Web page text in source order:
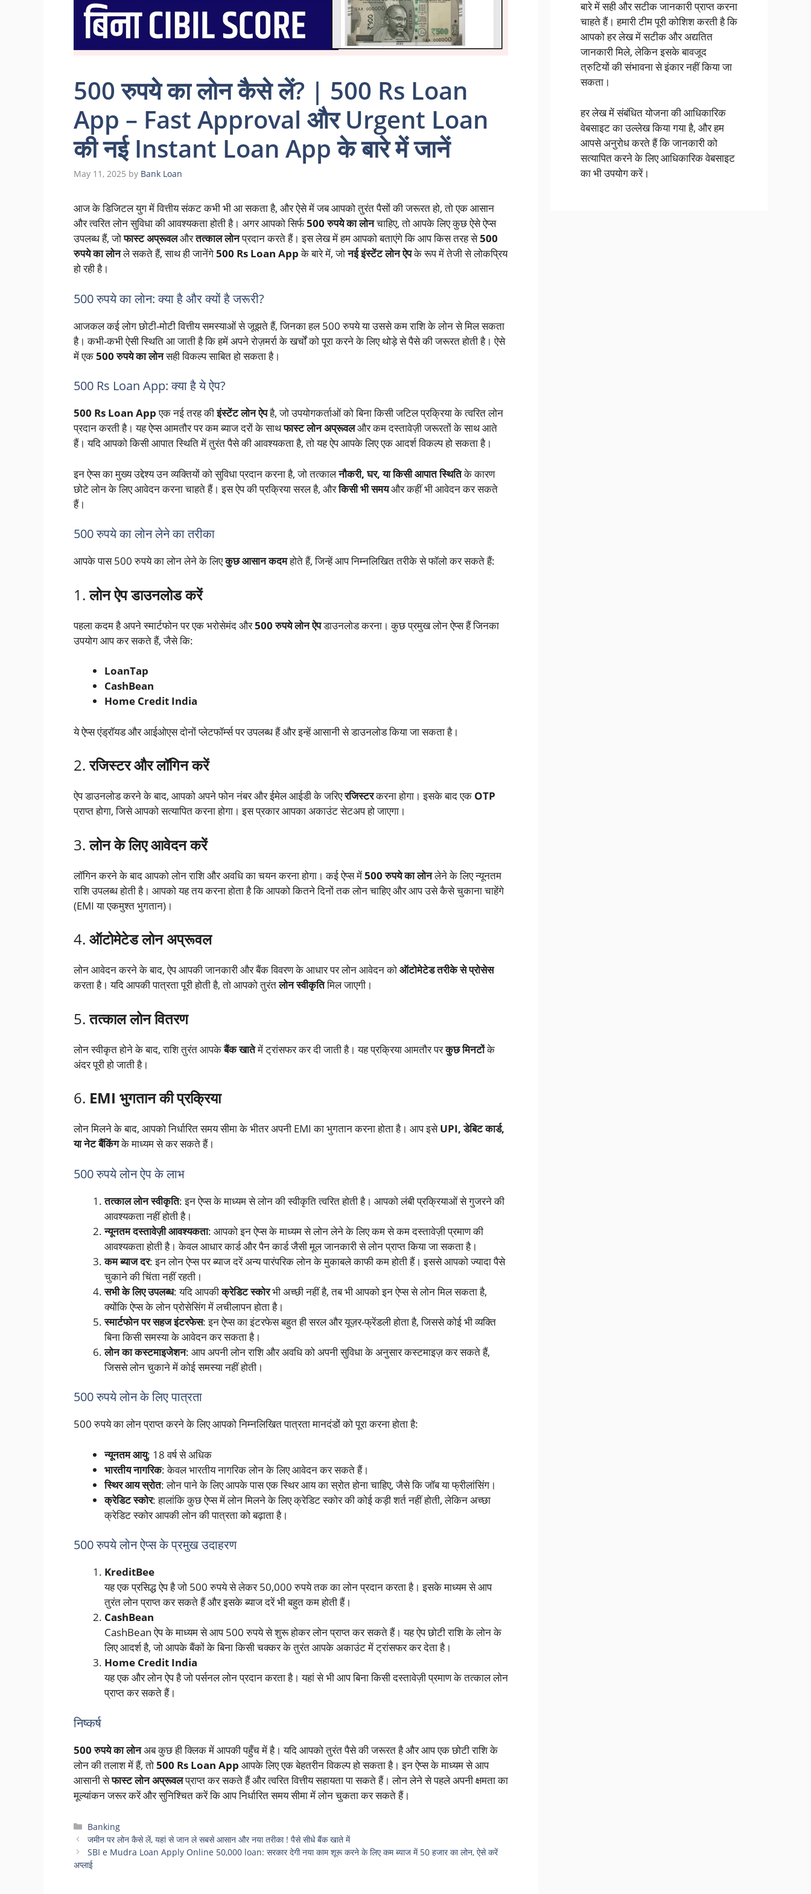
500 रुपये का लोन कैसे लें? | 500 Rs Loan
App – Fast Approval और Urgent Loan
की नई Instant Loan App के बारे में जानें
May 11, 2025 by Bank Loan
आज के डिजिटल युग में वित्तीय संकट कभी भी आ सकता है, और ऐसे में जब आपको तुरंत पैसों की जरूरत हो, तो एक आसान
और त्वरित लोन सुविधा की आवश्यकता होती है। अगर आपको सिर्फ500 रुपये का लोनचाहिए, तो आपके लिए कुछ ऐसे ऐप्स
उपलब्ध हैं, जोफास्ट अप्रूवलऔरतत्काल लोनप्रदान करते हैं। इस लेख में हम आपको बताएंगे कि आप किस तरह से500
रुपये का लोनले सकते हैं, साथ ही जानेंगे500 Rs Loan Appके बारे में, जोनई इंस्टेंट लोन ऐपके रूप में तेजी से लोकप्रिय
हो रही है।
500 रुपये का लोन: क्या है और क्यों है जरूरी?
आजकल कई लोग छोटी-मोटी वित्तीय समस्याओं से जूझते हैं, जिनका हल 500 रुपये या उससे कम राशि के लोन से मिल सकता
है। कभी-कभी ऐसी स्थिति आ जाती है कि हमें अपने रोज़मर्रा के खर्चों को पूरा करने के लिए थोड़े से पैसे की जरूरत होती है। ऐसे
में एक500 रुपये का लोनसही विकल्प साबित हो सकता है।
500 Rs Loan App: क्या है ये ऐप?
500 Rs Loan Appएक नई तरह कीइंस्टेंट लोन ऐपहै, जो उपयोगकर्ताओं को बिना किसी जटिल प्रक्रिया के त्वरित लोन
प्रदान करती है। यह ऐप्स आमतौर पर कम ब्याज दरों के साथफास्ट लोन अप्रूवलऔर कम दस्तावेज़ी जरूरतों के साथ आते
हैं। यदि आपको किसी आपात स्थिति में तुरंत पैसे की आवश्यकता है, तो यह ऐप आपके लिए एक आदर्श विकल्प हो सकता है।
इन ऐप्स का मुख्य उद्देश्य उन व्यक्तियों को सुविधा प्रदान करना है, जो तत्कालनौकरी, घर, या किसी आपात स्थितिके कारण
छोटे लोन के लिए आवेदन करना चाहते हैं। इस ऐप की प्रक्रिया सरल है, औरकिसी भी समयऔर कहीं भी आवेदन कर सकते
हैं।
500 रुपये का लोन लेने का तरीका
आपके पास 500 रुपये का लोन लेने के लिएकुछ आसान कदमहोते हैं, जिन्हें आप निम्नलिखित तरीके से फॉलो कर सकते हैं:
1.लोन ऐप डाउनलोड करें
पहला कदम है अपने स्मार्टफोन पर एक भरोसेमंद और500 रुपये लोन ऐपडाउनलोड करना। कुछ प्रमुख लोन ऐप्स हैं जिनका
उपयोग आप कर सकते हैं, जैसे कि:
LoanTap
CashBean
Home Credit India
ये ऐप्स एंड्रॉयड और आईओएस दोनों प्लेटफॉर्म्स पर उपलब्ध हैं और इन्हें आसानी से डाउनलोड किया जा सकता है।
2.रजिस्टर और लॉगिन करें
ऐप डाउनलोड करने के बाद, आपको अपने फोन नंबर और ईमेल आईडी के जरिएरजिस्टरकरना होगा। इसके बाद एक OTP
प्राप्त होगा, जिसे आपको सत्यापित करना होगा। इस प्रकार आपका अकाउंट सेटअप हो जाएगा।
3.लोन के लिए आवेदन करें
लॉगिन करने के बाद आपको लोन राशि और अवधि का चयन करना होगा। कई ऐप्स में500 रुपये का लोनलेने के लिए न्यूनतम
राशि उपलब्ध होती है। आपको यह तय करना होता है कि आपको कितने दिनों तक लोन चाहिए और आप उसे कैसे चुकाना चाहेंगे
(EMI या एकमुश्त भुगतान)।
4. ऑटोमेटेड लोन अप्रूवल
लोन आवेदन करने के बाद, ऐप आपकी जानकारी और बैंक विवरण के आधार पर लोन आवेदन कोऑटोमेटेड तरीके से प्रोसेस
करता है। यदि आपकी पात्रता पूरी होती है, तो आपको तुरंतलोन स्वीकृतिमिल जाएगी।
5.तत्काल लोन वितरण
लोन स्वीकृत होने के बाद, राशि तुरंत आपकेबैंक खातेमें ट्रांसफर कर दी जाती है। यह प्रक्रिया आमतौर परकुछ मिनटोंके
अंदर पूरी हो जाती है।
6. EMI भुगतान की प्रक्रिया
लोन मिलने के बाद, आपको निर्धारित समय सीमा के भीतर अपनी EMI का भुगतान करना होता है। आप इसेUPI, डेबिट कार्ड,
या नेट बैंकिंगके माध्यम से कर सकते हैं।
500 रुपये लोन ऐप के लाभ
तत्काल लोन स्वीकृति: इन ऐप्स के माध्यम से लोन की स्वीकृति त्वरित होती है। आपको लंबी प्रक्रियाओं से गुजरने की
आवश्यकता नहीं होती है।
न्यूनतम दस्तावेज़ी आवश्यकता: आपको इन ऐप्स के माध्यम से लोन लेने के लिए कम से कम दस्तावेज़ी प्रमाण की
आवश्यकता होती है। केवल आधार कार्ड और पैन कार्ड जैसी मूल जानकारी से लोन प्राप्त किया जा सकता है।
कम ब्याज दर: इन लोन ऐप्स पर ब्याज दरें अन्य पारंपरिक लोन के मुकाबले काफी कम होती हैं। इससे आपको ज्यादा पैसे
चुकाने की चिंता नहीं रहती।
सभी के लिए उपलब्ध: यदि आपकीक्रेडिट स्कोरभी अच्छी नहीं है, तब भी आपको इन ऐप्स से लोन मिल सकता है,
क्योंकि ऐप्स के लोन प्रोसेसिंग में लचीलापन होता है।
स्मार्टफोन पर सहज इंटरफेस: इन ऐप्स का इंटरफेस बहुत ही सरल और यूज़र-फ्रेंडली होता है, जिससे कोई भी व्यक्ति
बिना किसी समस्या के आवेदन कर सकता है।
लोन का कस्टमाइजेशन: आप अपनी लोन राशि और अवधि को अपनी सुविधा के अनुसार कस्टमाइज़ कर सकते हैं,
जिससे लोन चुकाने में कोई समस्या नहीं होती।
500 रुपये लोन के लिए पात्रता
500 रुपये का लोन प्राप्त करने के लिए आपको निम्नलिखित पात्रता मानदंडों को पूरा करना होता है:
न्यूनतम आयु: 18 वर्ष से अधिक
भारतीय नागरिक: केवल भारतीय नागरिक लोन के लिए आवेदन कर सकते हैं।
स्थिर आय स्रोत: लोन पाने के लिए आपके पास एक स्थिर आय का स्रोत होना चाहिए, जैसे कि जॉब या फ्रीलांसिंग।
क्रेडिट स्कोर: हालांकि कुछ ऐप्स में लोन मिलने के लिए क्रेडिट स्कोर की कोई कड़ी शर्त नहीं होती, लेकिन अच्छा
क्रेडिट स्कोर आपकी लोन की पात्रता को बढ़ाता है।
500 रुपये लोन ऐप्स के प्रमुख उदाहरण
KreditBee
यह एक प्रसिद्ध ऐप है जो 500 रुपये से लेकर 50,000 रुपये तक का लोन प्रदान करता है। इसके माध्यम से आप
तुरंत लोन प्राप्त कर सकते हैं और इसके ब्याज दरें भी बहुत कम होती हैं।
CashBean
CashBean ऐप के माध्यम से आप 500 रुपये से शुरू होकर लोन प्राप्त कर सकते हैं। यह ऐप छोटी राशि के लोन के
लिए आदर्श है, जो आपके बैंकों के बिना किसी चक्कर के तुरंत आपके अकाउंट में ट्रांसफर कर देता है।
Home Credit India
यह एक और लोन ऐप है जो पर्सनल लोन प्रदान करता है। यहां से भी आप बिना किसी दस्तावेज़ी प्रमाण के तत्काल लोन
प्राप्त कर सकते हैं।
निष्कर्ष
500 रुपये का लोनअब कुछ ही क्लिक में आपकी पहुँच में है। यदि आपको तुरंत पैसे की जरूरत है और आप एक छोटी राशि के
लोन की तलाश में हैं, तो500 Rs Loan App आपके लिए एक बेहतरीन विकल्प हो सकता है। इन ऐप्स के माध्यम से आप
आसानी सेफास्ट लोन अप्रूवलप्राप्त कर सकते हैं और त्वरित वित्तीय सहायता पा सकते हैं। लोन लेने से पहले अपनी क्षमता का
मूल्यांकन जरूर करें और सुनिश्चित करें कि आप निर्धारित समय सीमा में लोन चुकता कर सकते हैं।
Categories
Banking
जमीन पर लोन कैसे लें, यहां से जान ले सबसे आसान और नया तरीका ! पैसे सीधे बैंक खाते में
SBI e Mudra Loan Apply Online 50,000 loan: सरकार देगी नया काम शूरू करने के लिए कम ब्याज में 50 हजार का लोन, ऐसे करें
अप्लाई
बारे में सही और सटीक जानकारी प्राप्त करना
चाहते हैं। हमारी टीम पूरी कोशिश करती है कि
आपको हर लेख में सटीक और अद्यतित
जानकारी मिले, लेकिन इसके बावजूद
त्रुटियों की संभावना से इंकार नहीं किया जा
सकता।
हर लेख में संबंधित योजना की आधिकारिक
वेबसाइट का उल्लेख किया गया है, और हम
आपसे अनुरोध करते हैं कि जानकारी को
सत्यापित करने के लिए आधिकारिक वेबसाइट
का भी उपयोग करें।